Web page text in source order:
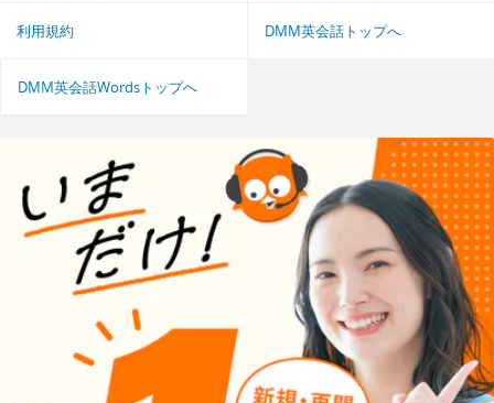
利用規約 DMM英会話トップへ
DMM英会話Wordsトップへ